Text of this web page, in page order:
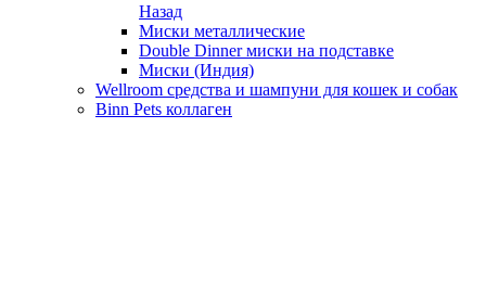
Назад
Миски металлические
Double Dinner миски на подставке
Миски (Индия)
Wellroom средства и шампуни для кошек и собак
Binn Pets коллаген